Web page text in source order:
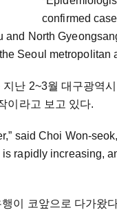
confirmed
North
Seoul metropolitan
난 2~3월 대구광역
이라고 보고 있다.
said Choi Won-
rapidly increasing,
이 코앞으로 다가왔